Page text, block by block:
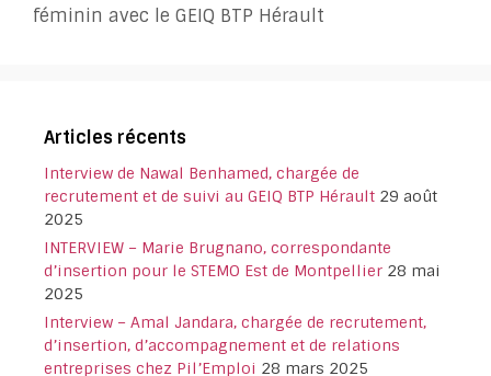
féminin avec le GEIQ BTP Hérault
Articles récents
Interview de Nawal Benhamed, chargée de
recrutement et de suivi au GEIQ BTP Hérault 29 août
2025
INTERVIEW – Marie Brugnano, correspondante
d’insertion pour le STEMO Est de Montpellier 28 mai
2025
Interview – Amal Jandara, chargée de recrutement,
d’insertion, d’accompagnement et de relations
entreprises chez Pil’Emploi 28 mars 2025